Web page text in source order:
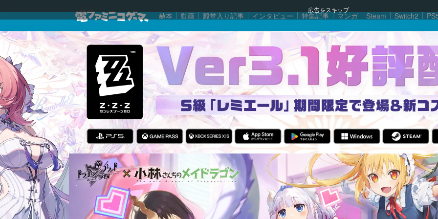
広告をスキップ
赫本 動画 殿堂入り記事 インタビュー 特集記事 マンガ Steam Switch2